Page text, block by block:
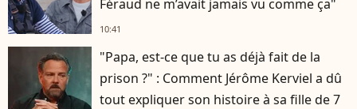
Féraud ne m’avait jamais vu comme ça"
10:41
"Papa, est-ce que tu as déjà fait de la
prison ?" : Comment Jérôme Kerviel a dû
tout expliquer son histoire à sa fille de 7